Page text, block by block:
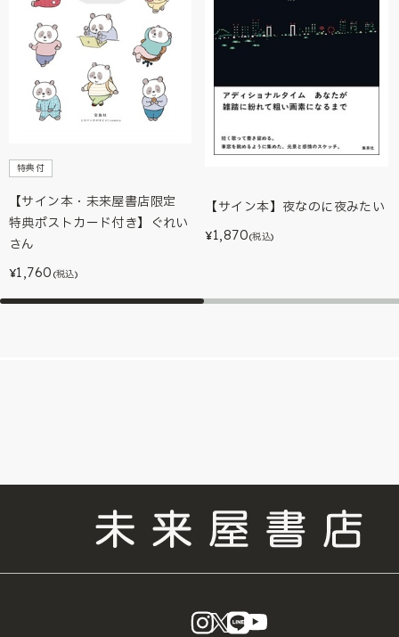
特典付
【サイン本・未来屋書店限定
特典ポストカード付き】ぐれい
さん
¥1,760 (税込)
【サイン本】夜なのに夜みたい
¥1,870(税込)
instagram
X LINE